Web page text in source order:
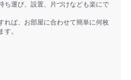
ち運び、設置、片づけなども楽にで
れば、お部屋に合わせて簡単に何枚
す。